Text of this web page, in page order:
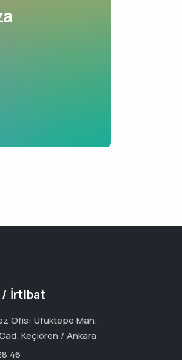
İrtibat
Ofis: Ufuktepe Mah.
Keçiören / Ankara
46